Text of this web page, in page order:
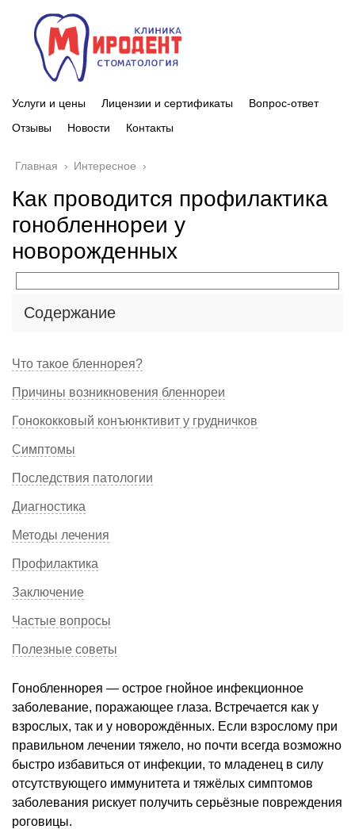
Услуги и цены Лицензии и сертификаты
Вопрос-ответ
Отзывы
Новости Контакты
Главная › Интересное ›
Как проводится профилактика
гонобленнореи у
новорожденных
Содержание
Что такое бленнорея?
Причины возникновения бленнореи
Гонококковый конъюнктивит у грудничков
Симптомы
Последствия патологии
Диагностика
Методы лечения
Профилактика
Заключение
Частые вопросы
Полезные советы
Гонобленнорея — острое гнойное инфекционное
заболевание, поражающее глаза. Встречается как у
взрослых, так и у новорождённых. Если взрослому при
правильном лечении тяжело, но почти всегда возможно
быстро избавиться от инфекции, то младенец в силу
отсутствующего иммунитета и тяжёлых симптомов
заболевания рискует получить серьёзные повреждения
роговицы.